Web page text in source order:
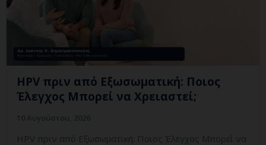
HPV πριν από Εξωσωματική: Ποιος
Έλεγχος Μπορεί να Χρειαστεί;
HPV πριν από Εξωσωματική: Ποιος Έλεγχος Μπορεί να